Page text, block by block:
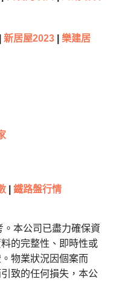
新居屋2023|
樂建居
| 鐵路盤行情
本公司已盡力確保資
的完整性、即時性或
物業狀況因個案而
致的任何損失，本公